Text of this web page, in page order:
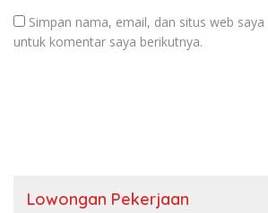
Simpan nama, email, dan situs web
untuk komentar saya berikutnya.
Lowongan Pekerjaan